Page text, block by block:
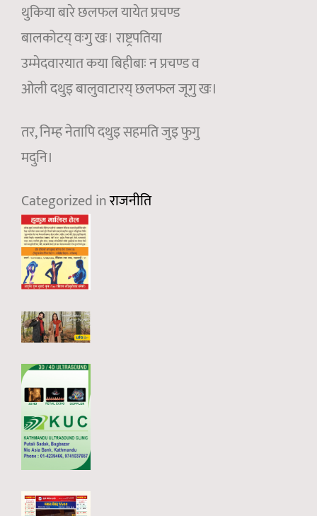
थुकिया बारे छलफल यायेत प्रचण्ड
बालकोटय् वःगु खः। राष्ट्रपतिया
उम्मेदवारयात कया बिहीबाः न प्रचण्ड व
ओली दथुइ बालुवाटारय् छलफल जूगु खः।
तर, निम्ह नेतापि दथुइ सहमति जुइ फुगु
मदुनि।
Categorized inराजनीति